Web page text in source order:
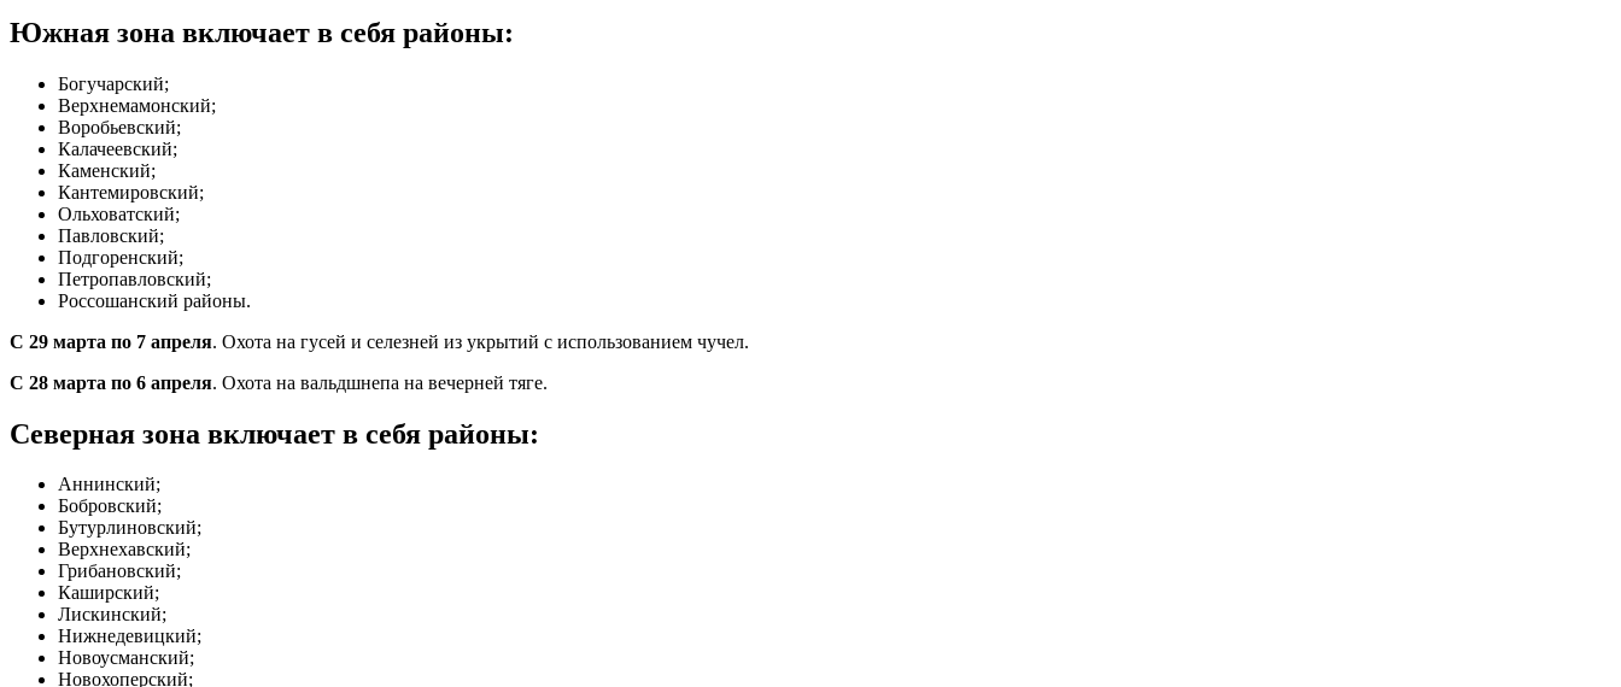
Южная зона включает в себя районы:
Богучарский;
Верхнемамонский;
Воробьевский;
Калачеевский;
Каменский;
Кантемировский;
Ольховатский;
Павловский;
Подгоренский;
Петропавловский;
Россошанский районы.
С 29 марта по 7 апреля. Охота на гусей и селезней из укрытий с использованием чучел.
С 28 марта по 6 апреля. Охота на вальдшнепа на вечерней тяге.
Северная зона включает в себя районы:
Аннинский;
Бобровский;
Бутурлиновский;
Верхнехавский;
Грибановский;
Каширский;
Лискинский;
Нижнедевицкий;
Новоусманский;
Новохоперский;